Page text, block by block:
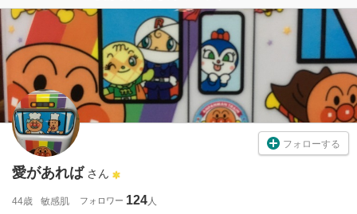
フォローする
愛があれば さん
44歳 敏感肌 フォロワー 124